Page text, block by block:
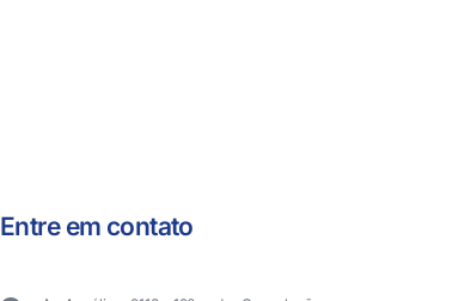
Entre em contato